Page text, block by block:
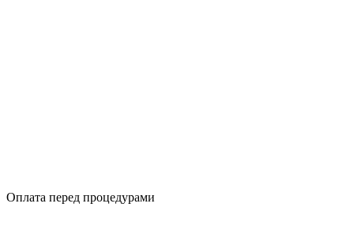
Оплата перед процедурами